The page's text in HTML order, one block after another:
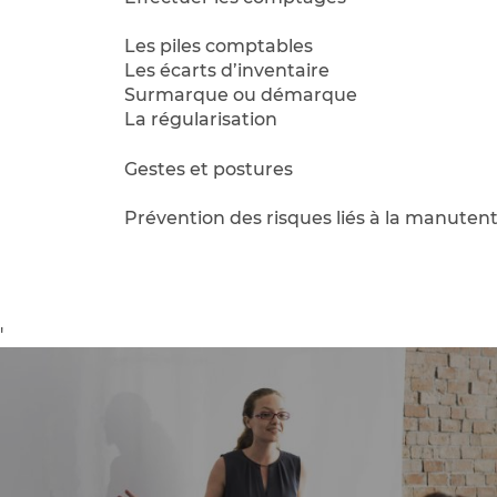
Les piles comptables
Les écarts d’inventaire
Surmarque ou démarque
La régularisation
Gestes et postures
Prévention des risques liés à la
'